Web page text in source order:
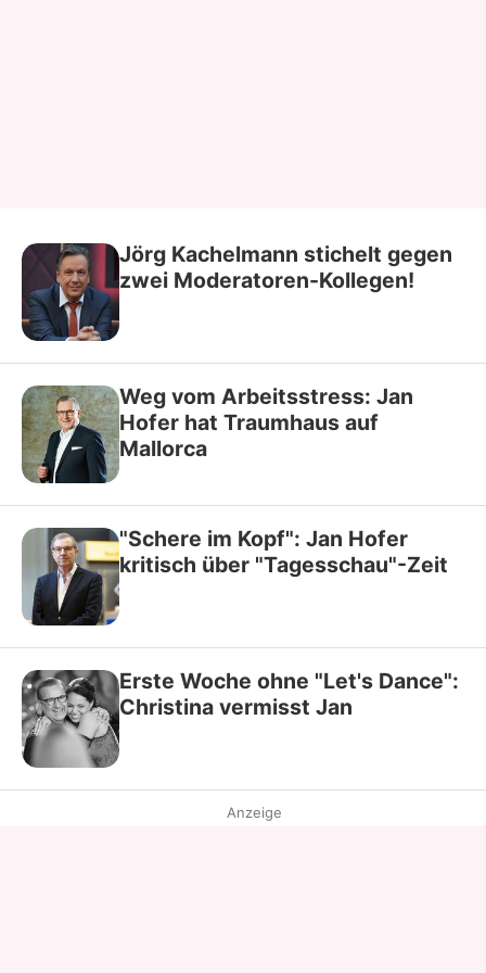
Jörg Kachelmann stichelt gegen
zwei Moderatoren-Kollegen!
Weg vom Arbeitsstress: Jan
Hofer hat Traumhaus auf
Mallorca
"Schere im Kopf": Jan Hofer
kritisch über "Tagesschau"-Zeit
Erste Woche ohne "Let's Dance":
Christina vermisst Jan
Anzeige